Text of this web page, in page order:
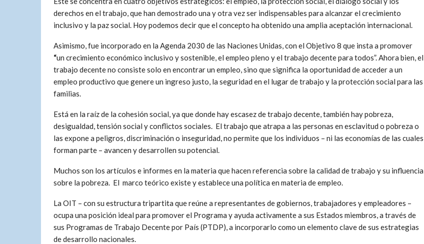
derechos en el trabajo, que han demostrado una y otra vez ser indispensables para alcanzar el crecimiento
inclusivo y la paz social. Hoy podemos decir que el concepto ha obtenido una amplia aceptación internacional.
Asimismo, fue incorporado en la Agenda 2030 de las Naciones Unidas, con el Objetivo 8 que insta a promover
“un crecimiento económico inclusivo y sostenible, el empleo pleno y el trabajo decente para todos”. Ahora bien, el
trabajo decente no consiste solo en encontrar un empleo, sino que significa la oportunidad de acceder a un
empleo productivo que genere un ingreso justo, la seguridad en el lugar de trabajo y la protección social para las
familias.
Está en la raíz de la cohesión social, ya que donde hay escasez de trabajo decente, también hay pobreza,
desigualdad, tensión social y conflictos sociales. El trabajo que atrapa a las personas en esclavitud o pobreza o
las expone a peligros, discriminación o inseguridad, no permite que los individuos – ni las economías de las cuales
forman parte – avancen y desarrollen su potencial.
Muchos son los artículos e informes en la materia que hacen referencia sobre la calidad de trabajo y su influencia
sobre la pobreza. El marco teórico existe y establece una política en materia de empleo.
La OIT – con su estructura tripartita que reúne a representantes de gobiernos, trabajadores y empleadores –
ocupa una posición ideal para promover el Programa y ayuda activamente a sus Estados miembros, a través de
sus Programas de Trabajo Decente por País (PTDP), a incorporarlo como un elemento clave de sus estrategias
de desarrollo nacionales.